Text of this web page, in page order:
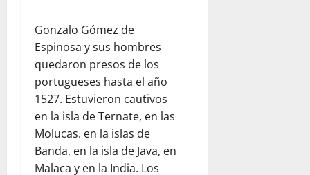
Gonzalo Gómez de
Espinosa y sus hombres
quedaron presos de los
portugueses hasta el año
1527. Estuvieron cautivos
en la isla de Ternate, en las
Molucas. en la islas de
Banda, en la isla de Java, en
Malaca y en la India. Los